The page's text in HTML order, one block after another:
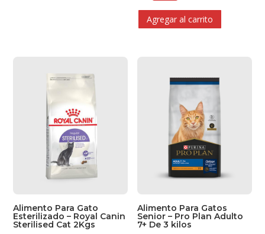
Agregar al carrito
Alimento Para Gato
Esterilizado – Royal Canin
Sterilised Cat 2Kgs
Alimento Para Gatos
Senior – Pro Plan Adulto
7+ De 3 kilos